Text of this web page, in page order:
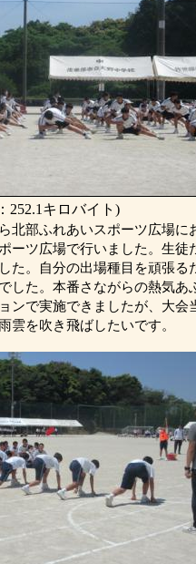
252.1キロバイト)
北部ふれあいスポーツ広場に
ーツ広場で行いました。生
た。自分の出場種目を頑張
した。本番さながらの熱気
ンで実施できましたが、大
雲を吹き飛ばしたいです。